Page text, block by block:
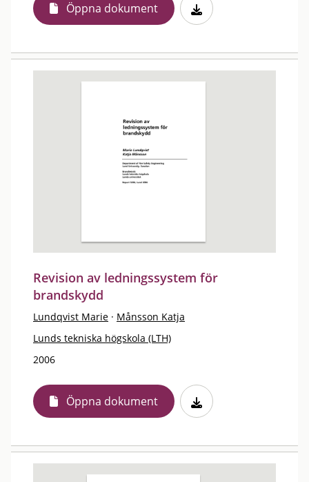
Öppna dokument
Revision av ledningssystem för
brandskydd
Lundqvist Marie · Månsson Katja
Lunds tekniska högskola (LTH)
2006
Öppna dokument